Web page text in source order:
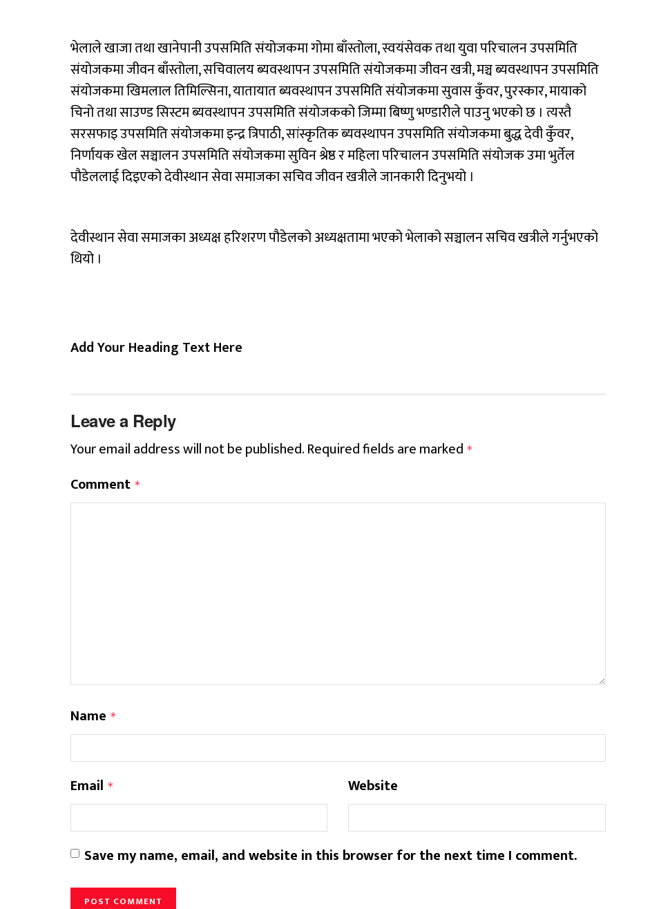
भेलाले खाजा तथा खानेपानी उपसमिति संयोजकमा गोमा बाँस्तोला, स्वयंसेवक तथा युवा परिचालन उपसमिति
संयोजकमा जीवन बाँस्तोला, सचिवालय ब्यवस्थापन उपसमिति संयोजकमा जीवन खत्री, मञ्च ब्यवस्थापन उपसमिति
संयोजकमा खिमलाल तिमिल्सिना, यातायात ब्यवस्थापन उपसमिति संयोजकमा सुवास कुँवर, पुरस्कार, मायाको
चिनो तथा साउण्ड सिस्टम ब्यवस्थापन उपसमिति संयोजकको जिम्मा बिष्णु भण्डारीले पाउनु भएको छ । त्यस्तै
सरसफाइ उपसमिति संयोजकमा इन्द्र त्रिपाठी, सांस्कृतिक ब्यवस्थापन उपसमिति संयोजकमा बुद्ध देवी कुँवर,
निर्णायक खेल सञ्चालन उपसमिति संयोजकमा सुविन श्रेष्ठ र महिला परिचालन उपसमिति संयोजक उमा भुर्तेल
पौडेललाई दिइएको देवीस्थान सेवा समाजका सचिव जीवन खत्रीले जानकारी दिनुभयो ।
देवीस्थान सेवा समाजका अध्यक्ष हरिशरण पौडेलको अध्यक्षतामा भएको भेलाको सञ्चालन सचिव खत्रीले गर्नुभएको
थियो ।
Add Your Heading Text Here
Leave a Reply
Your email address will not be published.Required fields are marked *
Comment *
Name *
Email * Website
Save my name, email, and website in this browser for the next time I comment.